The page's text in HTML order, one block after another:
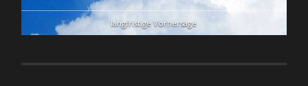
langfristige Vorhersage